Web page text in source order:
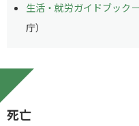
生活・就労ガイドブック
庁）
死亡